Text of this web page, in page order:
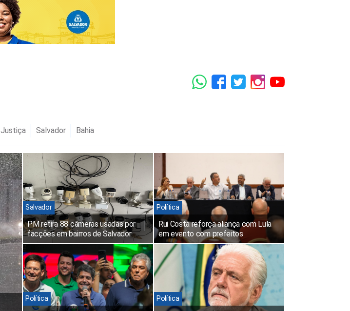
Justiça Salvador Bahia
Salvador
PM retira 88 câmeras usadas por
facções em bairros de Salvador
Política
Política
Rui Costa reforça aliança com Lula
em evento com prefeitos
Política